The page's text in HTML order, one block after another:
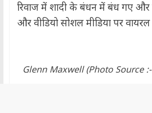
रिवाज में शादी के बंधन में बंध गए और
और वीडियो सोशल मीडिया पर वायरल
Glenn Maxwell (Photo Source